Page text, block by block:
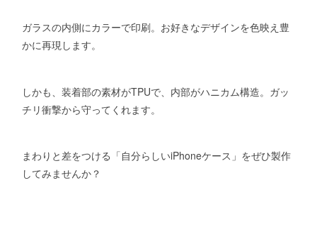
ガラスの内側にカラーで印刷。お好きなデザインを色映え豊
かに再現します。
しかも、装着部の素材がTPUで、内部がハニカム構造。ガッ
チリ衝撃から守ってくれます。
まわりと差をつける「自分らしいiPhoneケース」をぜひ製作
してみませんか？